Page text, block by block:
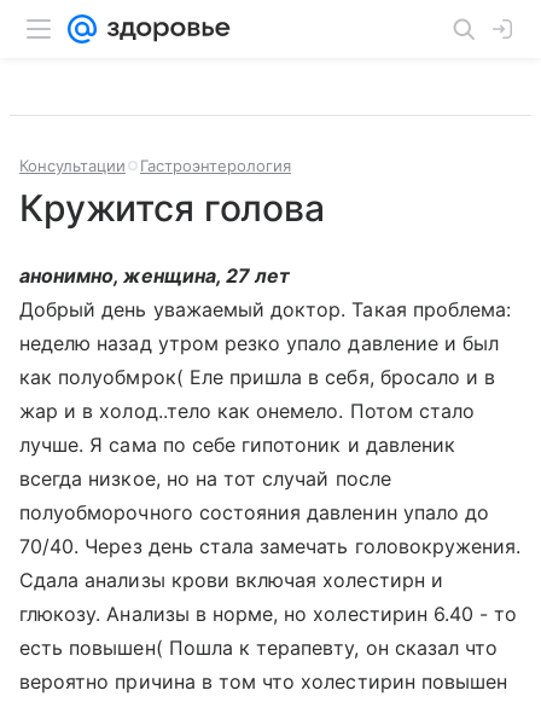
Консультации Гастроэнтерология
Кружится голова
анонимно, женщина, 27 лет
Добрый день уважаемый доктор. Такая проблема:
неделю назад утром резко упало давление и был
как полуобмрок( Еле пришла в себя, бросало и в
жар и в холод..тело как онемело. Потом стало
лучше. Я сама по себе гипотоник и давленик
всегда низкое, но на тот случай после
полуобморочного состояния давленин упало до
70/40. Через день стала замечать головокружения.
Сдала анализы крови включая холестирн и
глюкозу. Анализы в норме, но холестирин 6.40 - то
есть повышен( Пошла к терапевту, он сказал что
вероятно причина в том что холестирин повышен